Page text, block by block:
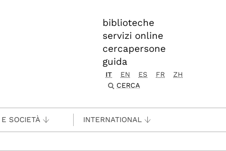
biblioteche
servizi online
cercapersone
guida
IT EN ES FR
ZH
CERCA
SOCIETÀ INTERNATIONAL